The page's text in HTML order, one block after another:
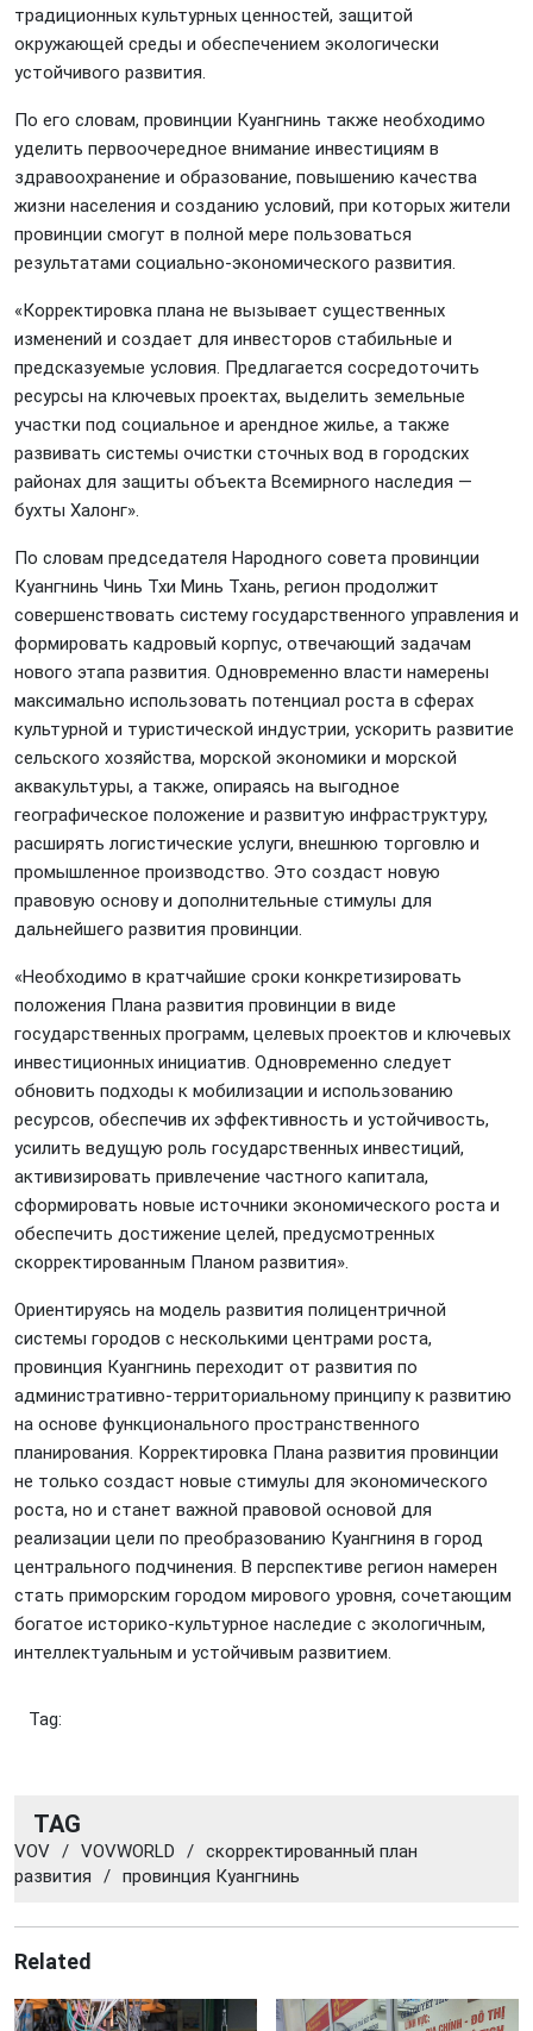
традиционных культурных ценностей, защитой
окружающей среды и обеспечением экологически
устойчивого развития.
По его словам, провинции Куангнинь также необходимо
уделить первоочередное внимание инвестициям в
здравоохранение и образование, повышению качества
жизни населения и созданию условий, при которых жители
провинции смогут в полной мере пользоваться
результатами социально-экономического развития.
«Корректировка плана не вызывает существенных
изменений и создает для инвесторов стабильные и
предсказуемые условия. Предлагается сосредоточить
ресурсы на ключевых проектах, выделить земельные
участки под социальное и арендное жилье, а также
развивать системы очистки сточных вод в городских
районах для защиты объекта Всемирного наследия —
бухты Халонг».
По словам председателя Народного совета провинции
Куангнинь Чинь Тхи Минь Тхань, регион продолжит
совершенствовать систему государственного управления и
формировать кадровый корпус, отвечающий задачам
нового этапа развития. Одновременно власти намерены
максимально использовать потенциал роста в сферах
культурной и туристической индустрии, ускорить развитие
сельского хозяйства, морской экономики и морской
аквакультуры, а также, опираясь на выгодное
географическое положение и развитую инфраструктуру,
расширять логистические услуги, внешнюю торговлю и
промышленное производство. Это создаст новую
правовую основу и дополнительные стимулы для
дальнейшего развития провинции.
«Необходимо в кратчайшие сроки конкретизировать
положения Плана развития провинции в виде
государственных программ, целевых проектов и ключевых
инвестиционных инициатив. Одновременно следует
обновить подходы к мобилизации и использованию
ресурсов, обеспечив их эффективность и устойчивость,
усилить ведущую роль государственных инвестиций,
активизировать привлечение частного капитала,
сформировать новые источники экономического роста и
обеспечить достижение целей, предусмотренных
скорректированным Планом развития».
Ориентируясь на модель развития полицентричной
системы городов с несколькими центрами роста,
провинция Куангнинь переходит от развития по
административно-территориальному принципу к развитию
на основе функционального пространственного
планирования. Корректировка Плана развития провинции
не только создаст новые стимулы для экономического
роста, но и станет важной правовой основой для
реализации цели по преобразованию Куангниня в город
центрального подчинения. В перспективе регион намерен
стать приморским городом мирового уровня, сочетающим
богатое историко-культурное наследие с экологичным,
интеллектуальным и устойчивым развитием.
Tag:
TAG
VOV / VOVWORLD / скорректированный план
развития
/ провинция Куангнинь
Related